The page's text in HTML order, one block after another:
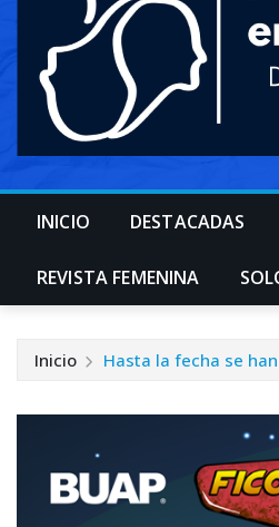
INICIO DESTACADAS
REVISTA FEMENINA
Inicio Hasta la fecha se